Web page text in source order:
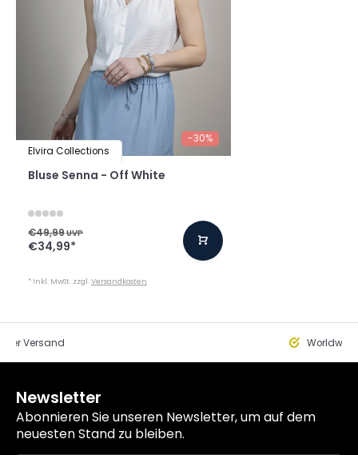
-30%
Elvira Collections
Bluse Senna - Off White
€49,99UVP
€34,99*
* Inkl. MwSt. zzgl.Versandkosten
Versand
Newsletter
Abonnieren Sie unseren Newsletter, um auf dem
neuesten Stand zu bleiben.